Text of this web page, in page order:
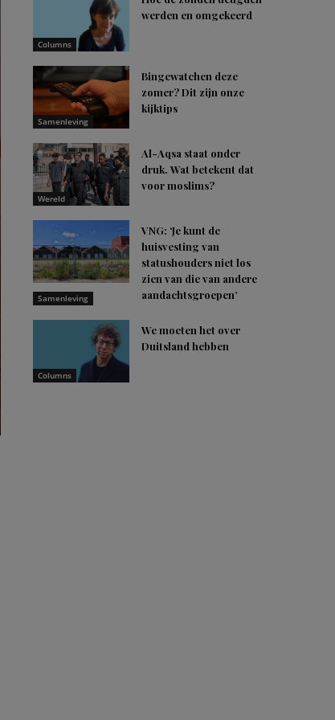
Columns
werden en omgekeerd
Samenleving
Bingewatchen deze
zomer? Dit zijn onze
kijktips
Wereld
Al-Aqsa staat onder
druk. Wat betekent dat
voor moslims?
Samenleving
VNG: ‘Je kunt de
huisvesting van
statushouders niet los
zien van die van andere
aandachtsgroepen’
Columns
We moeten het over
Duitsland hebben